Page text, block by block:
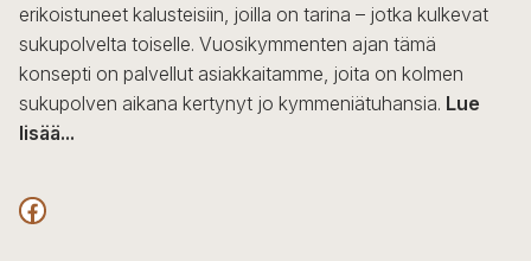
erikoistuneet kalusteisiin, joilla on tarina – jotka kulkevat
sukupolvelta toiselle. Vuosikymmenten ajan tämä
konsepti on palvellut asiakkaitamme, joita on kolmen
sukupolven aikana kertynyt jo kymmeniätuhansia. Lue
lisää...
F